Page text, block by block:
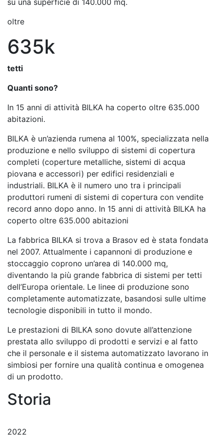
su una superficie di 140.000 mq.
oltre
635k
tetti
Quanti sono?
In 15 anni di attività BILKA ha coperto oltre 635.000
abitazioni.
BILKA è un’azienda rumena al 100%, specializzata nella
produzione e nello sviluppo di sistemi di copertura
completi (coperture metalliche, sistemi di acqua
piovana e accessori) per edifici residenziali e
industriali. BILKA è il numero uno tra i principali
produttori rumeni di sistemi di copertura con vendite
record anno dopo anno. In 15 anni di attività BILKA ha
coperto oltre 635.000 abitazioni
La fabbrica BILKA si trova a Brasov ed è stata fondata
nel 2007. Attualmente i capannoni di produzione e
stoccaggio coprono un’area di 140.000 mq,
diventando la più grande fabbrica di sistemi per tetti
dell’Europa orientale. Le linee di produzione sono
completamente automatizzate, basandosi sulle ultime
tecnologie disponibili in tutto il mondo.
Le prestazioni di BILKA sono dovute all’attenzione
prestata allo sviluppo di prodotti e servizi e al fatto
che il personale e il sistema automatizzato lavorano in
simbiosi per fornire una qualità continua e omogenea
di un prodotto.
Storia
2022